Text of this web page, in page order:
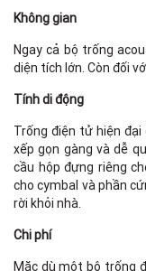
Không gian
Ngay cả bộ trống
diện tích lớn. Còn đối
Tính di động
Trống điện tử hiện
xếp gọn gàng và dễ
cầu hộp đựng riêng
cho cymbal và phần
rời khỏi nhà.
Chi phí
Mặc dù một bộ trống